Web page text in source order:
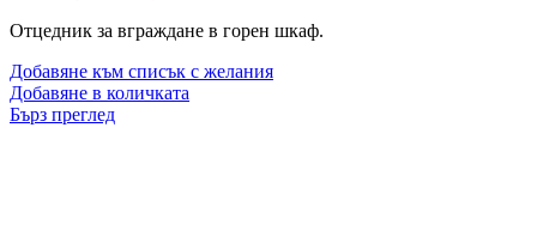
Отцедник за вграждане в горен шкаф.
Добавяне към списък с желания
Добавяне в количката
Бърз преглед